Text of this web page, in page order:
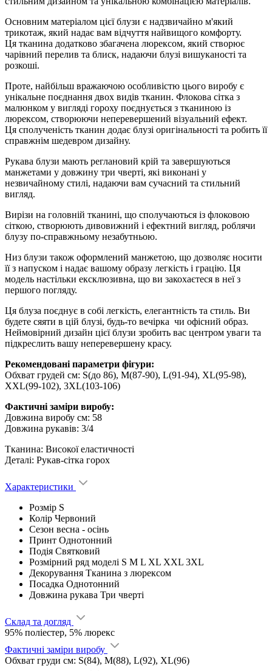
Основним матеріалом цієї блузи є надзвичайно м'який
трикотаж, який надає вам відчуття найвищого комфорту.
Ця тканина додатково збагачена люрексом, який створює
чарівний перелив та блиск, надаючи блузі вишуканості та
розкоші.
Проте, найбільш вражаючою особливістю цього виробу є
унікальне поєднання двох видів тканин. Флокова сітка з
малюнком у вигляді гороху поєднується з тканиною із
люрексом, створюючи неперевершений візуальний ефект.
Ця сполученість тканин додає блузі оригінальності та робить її
справжнім шедевром дизайну.
Рукава блузи мають реглановий крій та завершуються
манжетами у довжину три чверті, які виконані у
незвичайному стилі, надаючи вам сучасний та стильний
вигляд.
Вирізи на головній тканині, що сполучаються із флоковою
сіткою, створюють дивовижний і ефектний вигляд, роблячи
блузу по-справжньому незабутньою.
Низ блузи також оформлений манжетою, що дозволяє носити
її з напуском і надає вашому образу легкість і грацію. Ця
модель настільки ексклюзивна, що ви закохаєтеся в неї з
першого погляду.
Ця блуза поєднує в собі легкість, елегантність та стиль. Ви
будете сяяти в цій блузі, будь-то вечірка чи офісний образ.
Неймовірний дизайн цієї блузи зробить вас центром уваги та
підкреслить вашу неперевершену красу.
Рекомендовані параметри фігури:
Обхват грудей см: S(до 86), M(87-90), L(91-94), XL(95-98),
XXL(99-102), 3XL(103-106)
Фактичні заміри виробу:
Довжина виробу см: 58
Довжина рукавів: 3/4
Тканина: Високої еластичності
Деталі: Рукав-сітка горох
Характеристики
Розмір S
Колір Червоний
Сезон весна - ocінь
Принт Однотонний
Подія Святковий
Розмірний ряд моделі S M L XL XXL 3XL
Декорування Тканина з люрексом
Посадка Однотонний
Довжина рукава Три чверті
Склад та догляд
95% поліестер, 5% люрекс
Фактичні заміри виробу
Обхват груди см: S(84), M(88), L(92), XL(96)